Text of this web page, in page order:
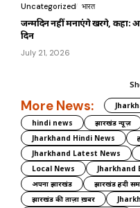
Uncategorized भारत
जन्मदिन नहीं मनाएंगे खरगे, कहा:
दिन
July 21, 2026
More News:
hindi news
झारखंड न्यूज़
Jharkhand Hindi News
Jharkhand Latest News
Local News
Jharkhand
अपना झारखंड
झारखंड हिंदी
झारखंड की ताज़ा ख़बर